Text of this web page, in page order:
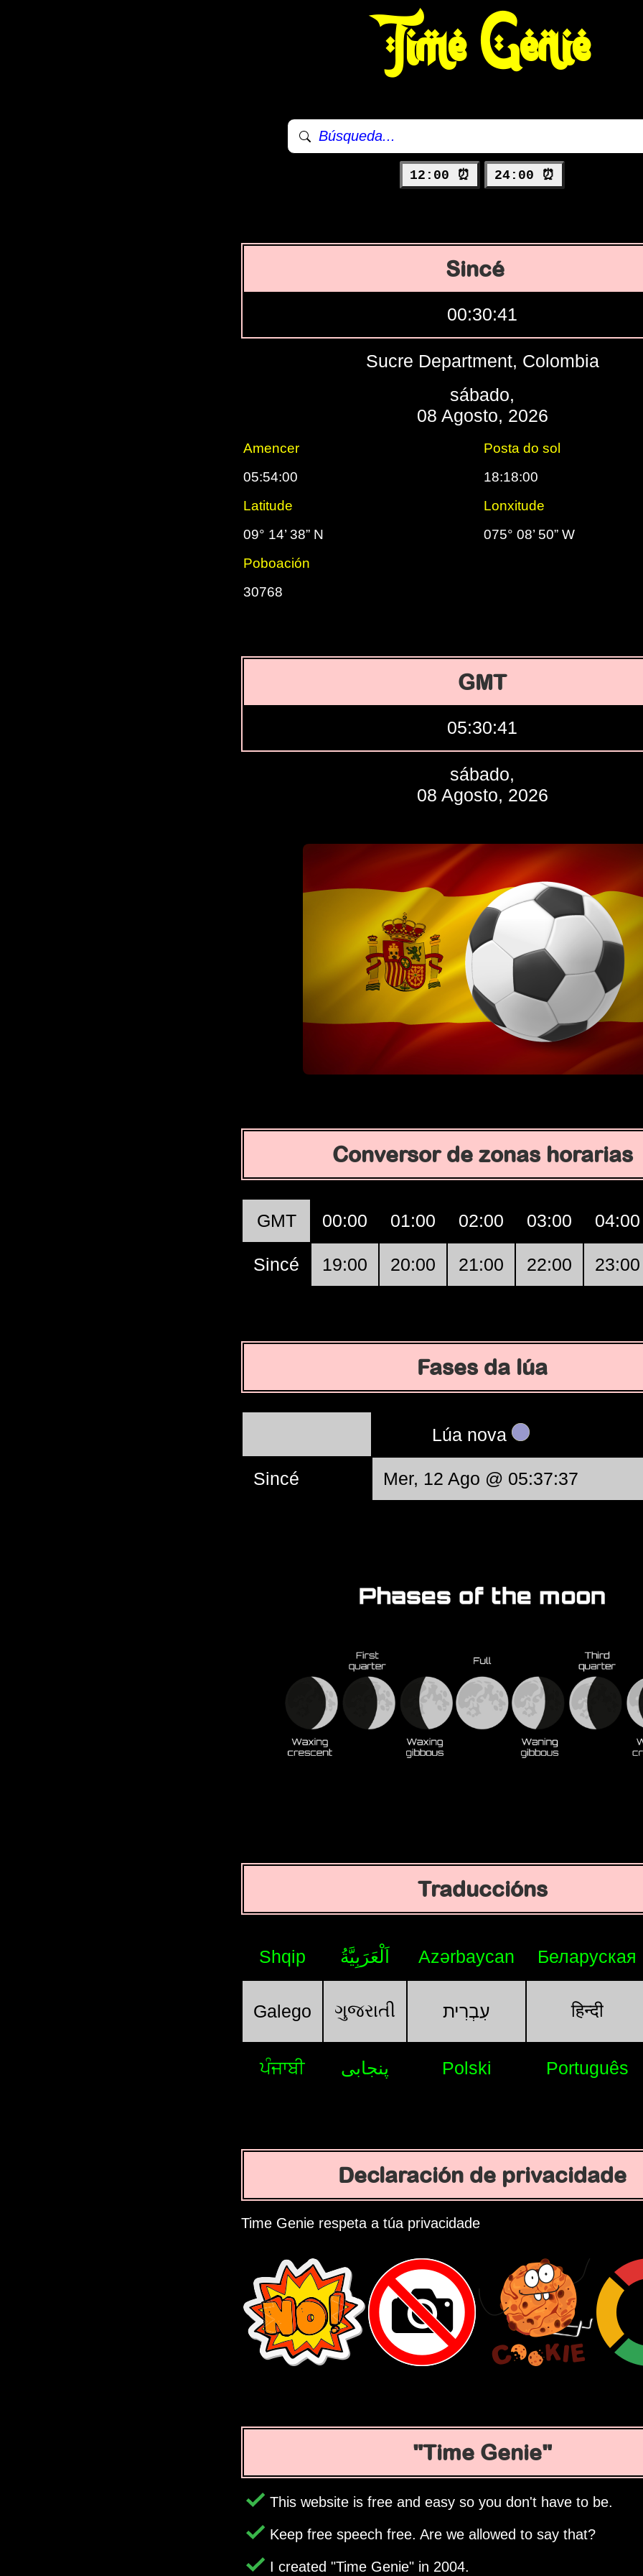
Time Genie
12:00 ⏰ 24:00 ⏰
Sincé
00:30:42
Sucre Department, Colombia
sábado,
08 Agosto, 2026
Amencer
Posta do sol
05:54:00
18:18:00
Latitude
Lonxitude
09° 14’ 38” N
075° 08’ 50” W
Poboación
30768
GMT
05:30:42
sábado,
08 Agosto, 2026
Conversor de zonas horarias
GMT 00:00 01:00 02:00 03:00 04:00
Sincé 19:00 20:00 21:00 22:00 23:00
Fases da lúa
Lúa nova
Sincé Mer, 12 Ago @ 05:37:37
Traduccións
Shqip اَلْعَرَبِيَّةُ Azərbaycan Беларуская
Galego ગુજરાતી עִבְרִית हिन्दी
ਪੰਜਾਬੀ پنجابی Polski Português
Declaración de privacidade
Time Genie respeta a túa privacidade
Time Genie
This website is free and easy so you don't have to be.
Keep free speech free. Are we allowed to say that?
I created Time Genie in 2004.